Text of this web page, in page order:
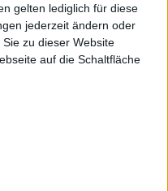
gelten lediglich für diese
jederzeit ändern oder
zu dieser Website
auf die Schaltfläche
noch nicht äußern. Wir
allein aufgrund der
hätte aber natürlich